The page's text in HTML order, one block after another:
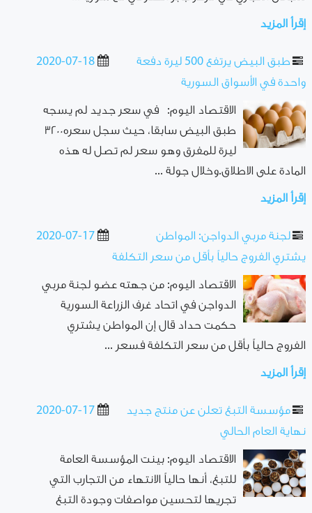
إقرأ المزيد
2020-07-18
طبق البيض يرتفع 500 ليرة دفعة
واحدة في الأسواق السورية
الاقتصاد اليوم: في سعر جديد لم يسجه
طبق البيض سابقا، حيث سجل سعره٣٢٠٠
ليرة للمفرق وهو سعر لم تصل له هذه
المادة على الاطلاق.وخلال جولة ...
إقرأ المزيد
2020-07-17
لجنة مربي الدواجن: المواطن
يشتري الفروج حالياً بأقل من سعر التكلفة
الاقتصاد اليوم: من جهته عضو لجنة مربي
الدواجن في اتحاد غرف الزراعة السورية
حكمت حداد قال إن المواطن يشتري
الفروج حالياً بأقل من سعر التكلفة فسعر ...
إقرأ المزيد
2020-07-17
مؤسسة التبغ تعلن عن منتج جديد
نهاية العام الحالي
الاقتصاد اليوم: بينت المؤسسة العامة
للتبغ، أنها حالياً الانتهاء من التجارب التي
تجريها لتحسين مواصفات وجودة التبغ